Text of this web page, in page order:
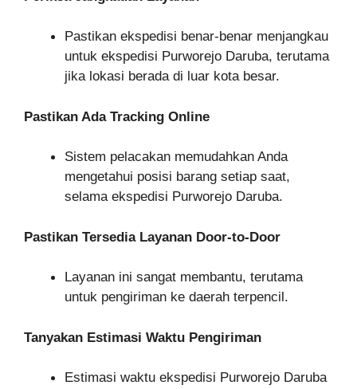
Pastikan ekspedisi benar-benar menjangkau
untuk ekspedisi Purworejo Daruba, terutama
jika lokasi berada di luar kota besar.
Pastikan Ada Tracking Online
Sistem pelacakan memudahkan Anda
mengetahui posisi barang setiap saat,
selama ekspedisi Purworejo Daruba.
Pastikan Tersedia Layanan Door-to-Door
Layanan ini sangat membantu, terutama
untuk pengiriman ke daerah terpencil.
Tanyakan Estimasi Waktu Pengiriman
Estimasi waktu ekspedisi Purworejo Daruba